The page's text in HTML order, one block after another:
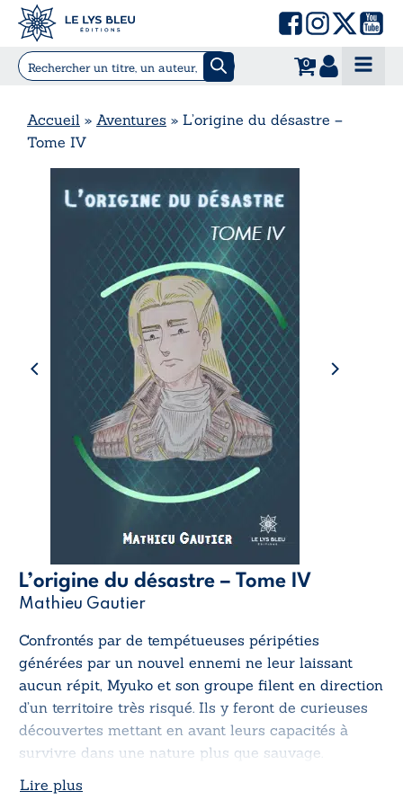
0
Accueil » Aventures » L’origine du désastre –
Tome IV
L’origine du désastre – Tome IV
Mathieu Gautier
Confrontés par de tempétueuses péripéties
générées par un nouvel ennemi ne leur laissant
aucun répit, Myuko et son groupe filent en direction
d’un territoire très risqué. Ils y feront de curieuses
découvertes mettant en avant leurs capacités à
survivre dans une nature plus que sauvage.
Lire plus